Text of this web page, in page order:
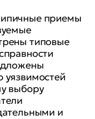
приемы
типовые
выбору
и